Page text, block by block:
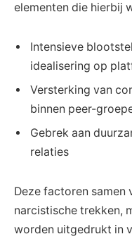
elementen die hierbij
Intensieve
idealisering op
Versterking van
binnen peer-
Gebrek aan
relaties
Deze factoren samen
narcistische trekken,
worden uitgedrukt in